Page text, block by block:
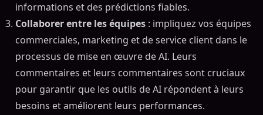
informations et des prédictions fiables.
Collaborer entre les équipes : impliquez vos équipes
commerciales, marketing et de service client dans le
processus de mise en œuvre de AI. Leurs
commentaires et leurs commentaires sont cruciaux
pour garantir que les outils de AI répondent à leurs
besoins et améliorent leurs performances.